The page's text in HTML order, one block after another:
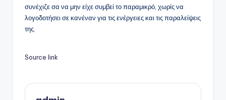
συνέχιζε σα να μην είχε συμβεί το παραμικρό, χωρίς να
λογοδοτήσει σε κανέναν για τις ενέργειες και τις παραλείψεις
της.
Source link